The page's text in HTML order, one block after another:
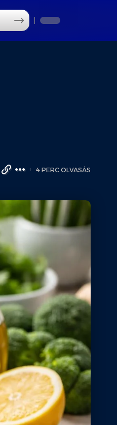
4 PERC OLVASÁS